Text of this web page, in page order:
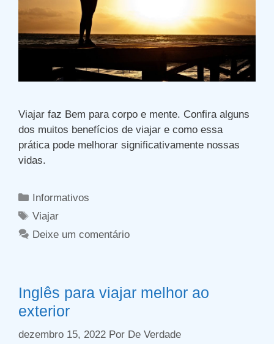
Viajar faz Bem para corpo e mente. Confira alguns
dos muitos benefícios de viajar e como essa
prática pode melhorar significativamente nossas
vidas.
Categorias
Informativos
Tags
Viajar
Deixe um comentário
Inglês para viajar melhor ao
exterior
dezembro 15, 2022 Por De Verdade